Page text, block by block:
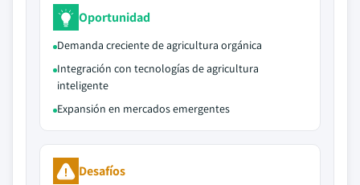
Oportunidad
Demanda creciente de agricultura orgánica
Integración con tecnologías de agricultura
inteligente
Expansión en mercados emergentes
Desafíos